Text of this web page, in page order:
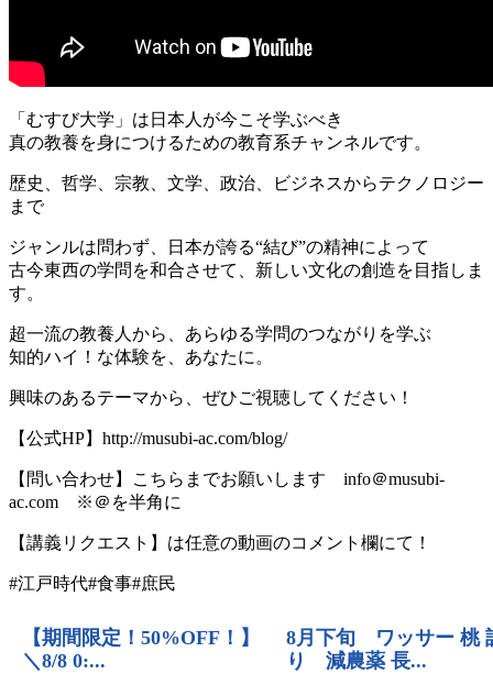
「むすび大学」は日本人が今こそ学ぶべき
真の教養を身につけるための教育系チャンネルです。
歴史、哲学、宗教、文学、政治、ビジネスからテクノロジー
まで
ジャンルは問わず、日本が誇る“結び”の精神によって
古今東西の学問を和合させて、新しい文化の創造を目指しま
す。
超一流の教養人から、あらゆる学問のつながりを学ぶ
知的ハイ！な体験を、あなたに。
興味のあるテーマから、ぜひご視聴してください！
【公式HP】http://musubi-ac.com/blog/
【問い合わせ】こちらまでお願いします info＠musubi-
ac.com ※＠を半角に
【講義リクエスト】は任意の動画のコメント欄にて！
#江戸時代#食事#庶民